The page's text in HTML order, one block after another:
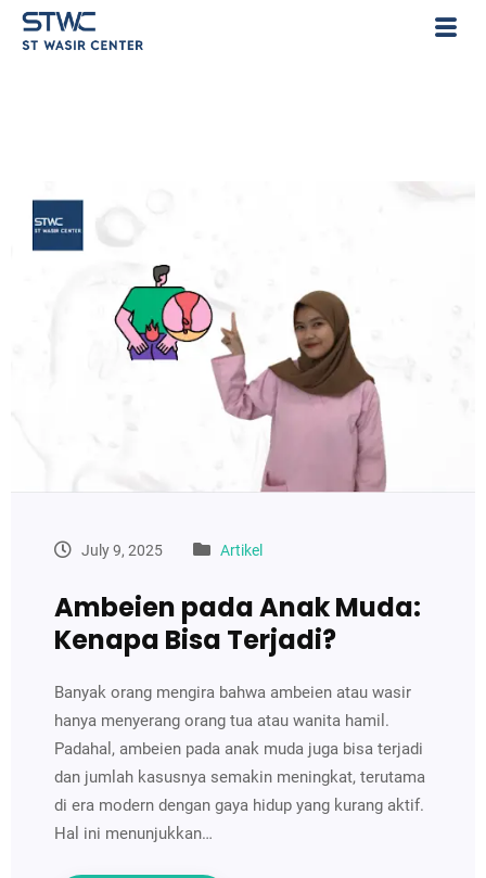
July 9, 2025 Artikel
Ambeien pada Anak Muda:
Kenapa Bisa Terjadi?
Banyak orang mengira bahwa ambeien atau wasir
hanya menyerang orang tua atau wanita hamil.
Padahal, ambeien pada anak muda juga bisa terjadi
dan jumlah kasusnya semakin meningkat, terutama
di era modern dengan gaya hidup yang kurang aktif.
Hal ini menunjukkan…